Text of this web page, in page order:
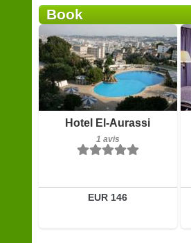
Book
Hotel El-Aurassi
1 avis
EUR 146
1 avis
Détails
Réserver